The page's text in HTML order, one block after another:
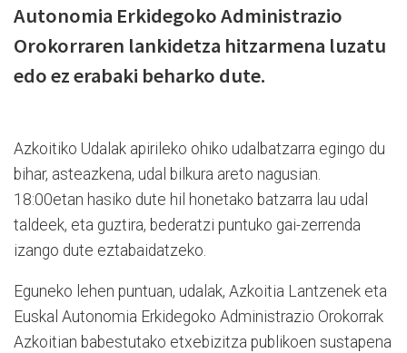
Autonomia Erkidegoko Administrazio
Orokorraren lankidetza hitzarmena luzatu
edo ez erabaki beharko dute.
Azkoitiko Udalak apirileko ohiko udalbatzarra egingo du
bihar, asteazkena, udal bilkura areto nagusian.
18:00etan hasiko dute hil honetako batzarra lau udal
taldeek, eta guztira, bederatzi puntuko gai-zerrenda
izango dute eztabaidatzeko.
Eguneko lehen puntuan, udalak, Azkoitia Lantzenek eta
Euskal Autonomia Erkidegoko Administrazio Orokorrak
Azkoitian babestutako etxebizitza publikoen sustapena